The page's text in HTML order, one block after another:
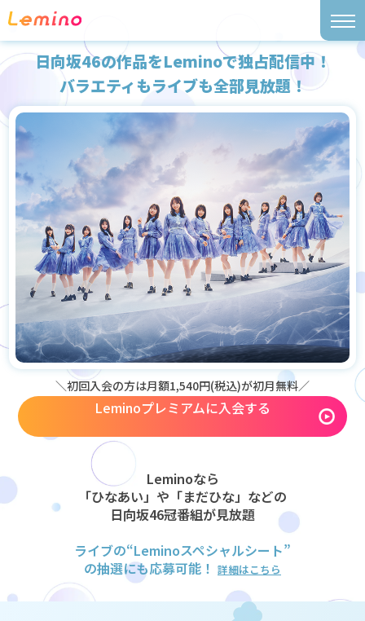
日向坂46の作品をLeminoで独占配信中！
バラエティもライブも全部見放題！
＼初回入会の方は月額1,540円(税込)が初月無料／
Leminoプレミアムに入会する
Leminoなら
「ひなあい」や「まだひな」などの
日向坂46冠番組が見放題
ライブの“Leminoスペシャルシート”
の抽選にも応募可能！ 詳細はこちら